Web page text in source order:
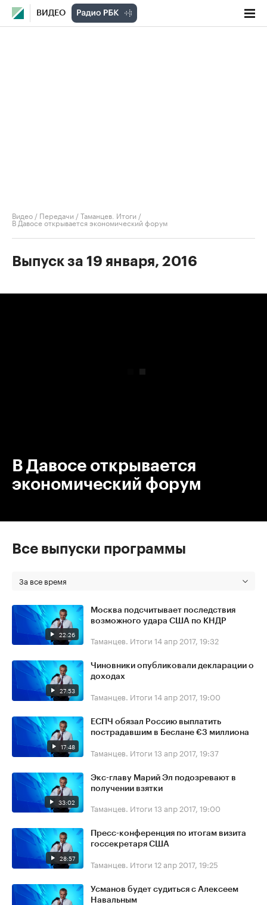
ВИДЕО
Видео / Передачи /Таманцев. Итоги /
В Давосе открывается экономический форум
Выпуск за 19 января, 2016
В Давосе открывается
экономический форум
Все выпуски программы
За все время
22:26
Москва подсчитывает последствия
возможного удара США по КНДР
Таманцев. Итоги 14 апр 2017, 19:32
27:53
Чиновники опубликовали декларации о
доходах
Таманцев. Итоги 14 апр 2017, 19:00
17:48
ЕСПЧ обязал Россию выплатить
пострадавшим в Беслане €3 миллиона
Таманцев. Итоги 13 апр 2017, 19:37
33:02
Экс-главу Марий Эл подозревают в
получении взятки
Таманцев. Итоги 13 апр 2017, 19:00
28:57
Пресс-конференция по итогам визита
госсекретаря США
Таманцев. Итоги 12 апр 2017, 19:25
Усманов будет судиться с Алексеем
Навальным